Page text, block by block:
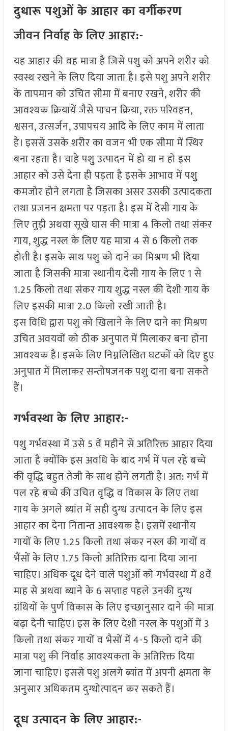
दुधारू पशुओं के आहार का वर्गीकरण
जीवन निर्वाह के लिए आहार:-
यह आहार की वह मात्रा है जिसे पशु को अपने शरीर को
स्वस्थ रखने के लिए दिया जाता है। इसे पशु अपने शरीर
के तापमान को उचित सीमा में बनाए रखने, शरीर की
आवश्यक क्रियायें जैसे पाचन क्रिया, रक्त परिवहन,
श्वसन, उत्सर्जन, उपापचय आदि के लिए काम में लाता
है। इससे उसके शरीर का वजन भी एक सीमा में स्थिर
बना रहता है। चाहे पशुु उत्पादन में हो या न हो इस
आहार को उसे देना ही पड़ता है इसके आभाव में पशुु
कमजोर होने लगता है जिसका असर उसकी उत्पादकता
तथा प्रजनन क्षमता पर पड़ता है। इस में देसी गाय के
लिए तुड़ी अथवा सूखे घास की मात्रा 4 किलो तथा संकर
गाय, शुद्ध नस्ल के लिए यह मात्रा 4 से 6 किलो तक
होती है। इसके साथ पशु को दाने का मिश्रण भी दिया
जाता है जिसकी मात्रा स्थानीय देसी गाय के लिए 1 से
1.25 किलो तथा संकर गाय शुद्ध नस्ल की देशी गाय के
लिए इसकी मात्रा 2.0 किलो रखी जाती है।
इस विधि द्वारा पशु को खिलाने के लिए दाने का मिश्रण
उचित अवयवों को ठीक अनुपात में मिलाकर बना होना
आवश्यक है। इसके लिए निम्नलिखित घटकों को दिए हुए
अनुपात में मिलाकर सन्तोषजनक पशु दाना बना सकते
हैं।
गर्भवस्था के लिए आहार:-
पशु गर्भवस्था में उसे 5 वें महीने से अतिरिक्त आहार दिया
जाता है क्योंकि इस अवधि के बाद गर्भ में पल रहे बच्चे
की वृद्धि बहुत तेजी के साथ होने लगती है। अत: गर्भ में
पल रहे बच्चे की उचित वृद्धि व विकास के लिए तथा
गाय के अगले ब्यांत में सही दुग्ध उत्पादन के लिए इस
आहार का देना नितान्त आवश्यक है। इसमें स्थानीय
गायों के लिए 1.25 किलो तथा संकर नस्ल की गायों व
भैंसों के लिए 1.75 किलो अतिरिक्त दाना दिया जाना
चाहिए। अधिक दूध देने वाले पशुओं को गर्भवस्था में 8वें
माह से अथवा ब्याने के 6 सप्ताह पहले उनकी दुग्ध
ग्रंथियों के पुर्ण विकास के लिए इच्छानुसार दाने की मात्रा
बढ़ा देनी चाहिए। इस के लिए देशी नस्ल के पशुओं में 3
किलो तथा संकर गायों व भैसों में 4-5 किलो दाने की
मात्रा पशु की निर्वाह आवश्यकता के अतिरिक्त दिया
जाना चाहिए। इससे पशु अलगे ब्यांत में अपनी क्षमता के
अनुसार अधिकतम दुग्धोत्पादन कर सकते हैं।
दूध उत्पादन के लिए आहार:-